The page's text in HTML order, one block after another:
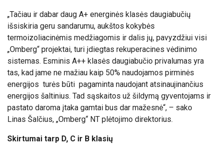
„Tačiau ir dabar daug A+ energinės klasės daugiabučių
išsiskiria geru sandarumu, aukštos kokybės
termoizoliacinėmis medžiagomis ir dalis jų, pavyzdžiui visi
„Omberg“ projektai, turi įdiegtas rekuperacines vėdinimo
sistemas. Esminis A++ klasės daugiabučio privalumas yra
tas, kad jame ne mažiau kaip 50% naudojamos pirminės
energijos turės būti pagaminta naudojant atsinaujinančius
energijos šaltinius. Tad sąskaitos už šildymą gyventojams ir
pastato daroma įtaka gamtai bus dar mažesnė“, – sako
Linas Šalčius, „Omberg“ NT plėtojimo direktorius.
Skirtumai tarp D, C ir B klasių